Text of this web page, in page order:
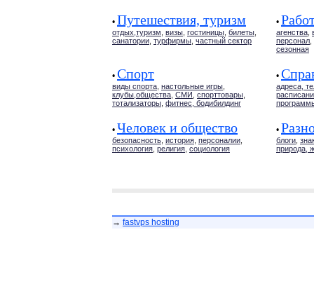
• Путешествия, туризм
отдых,туризм визы гостиницы билеты
санатории турфирмы частный сектор
•
агенства
персонал
сезонная
• Спорт
виды спорта настольные игры
клубы,общества СМИ спорттовары
тотализаторы фитнес, бодибилдинг
•
адреса,
• Человек и общество
безопасность история персоналии
психология религия социология
•
блоги
природа,
→ fastvps hosting